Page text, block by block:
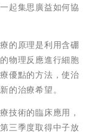
起集思廣益如何協
的原理是利用含硼
物理反應進行細胞
優點的方法，使治
的治療希望。
技術的臨床應用，
三季度取得中子放